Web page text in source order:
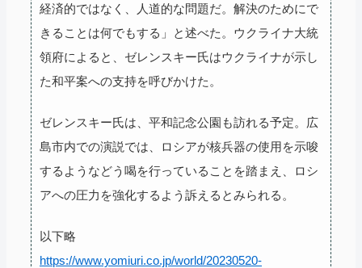
経済的ではなく、人道的な問題だ。解決のためにで
きることは何でもする」と述べた。ウクライナ大統
領府によると、ゼレンスキー氏はウクライナが示し
た和平案への支持を呼びかけた。
ゼレンスキー氏は、平和記念公園も訪れる予定。広
島市内での演説では、ロシアが核兵器の使用を示唆
するようなどう喝を行っていることを踏まえ、ロシ
アへの圧力を強化するよう訴えるとみられる。
以下略
https://www.yomiuri.co.jp/world/20230520-